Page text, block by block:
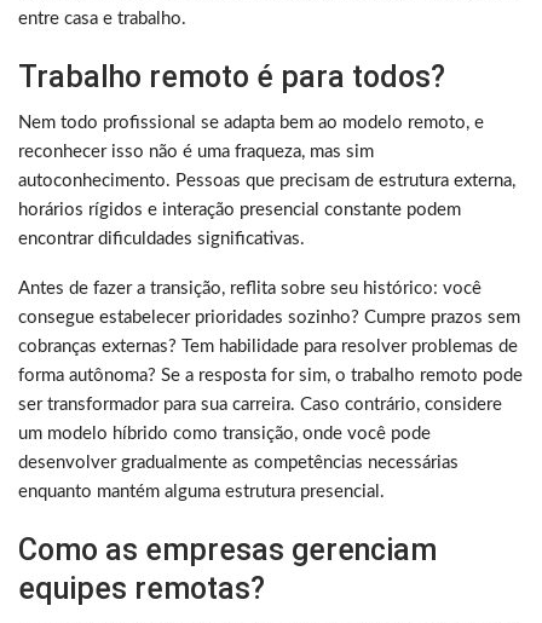
entre casa e trabalho.
Trabalho remoto é para todos?
Nem todo profissional se adapta bem ao modelo remoto, e
reconhecer isso não é uma fraqueza, mas sim
autoconhecimento. Pessoas que precisam de estrutura externa,
horários rígidos e interação presencial constante podem
encontrar dificuldades significativas.
Antes de fazer a transição, reflita sobre seu histórico: você
consegue estabelecer prioridades sozinho? Cumpre prazos sem
cobranças externas? Tem habilidade para resolver problemas de
forma autônoma? Se a resposta for sim, o trabalho remoto pode
ser transformador para sua carreira. Caso contrário, considere
um modelo híbrido como transição, onde você pode
desenvolver gradualmente as competências necessárias
enquanto mantém alguma estrutura presencial.
Como as empresas gerenciam
equipes remotas?